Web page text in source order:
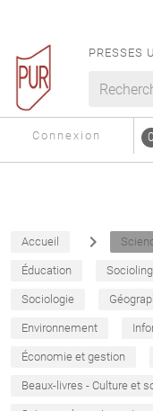
PRESSES
Connexion 0
Accueil navigate_next
Éducation
Sociologie
Environnement
Économie et gestion
Beaux-livres - Culture et